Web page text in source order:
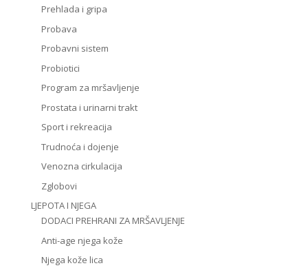
Prehlada i gripa
Probava
Probavni sistem
Probiotici
Program za mršavljenje
Prostata i urinarni trakt
Sport i rekreacija
Trudnoća i dojenje
Venozna cirkulacija
Zglobovi
LJEPOTA I NJEGA
DODACI PREHRANI ZA MRŠAVLJENJE
Anti-age njega kože
Njega kože lica